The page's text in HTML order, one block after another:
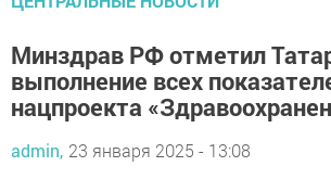
Минздрав РФ отметил
выполнение всех
нацпроекта
admin, 23 января 2025 - 13:08